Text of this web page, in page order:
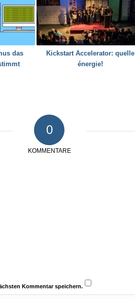
das
Kickstart Accelerator: quelle
énergie!
0
KOMMENTARE
Kommentar speichern.